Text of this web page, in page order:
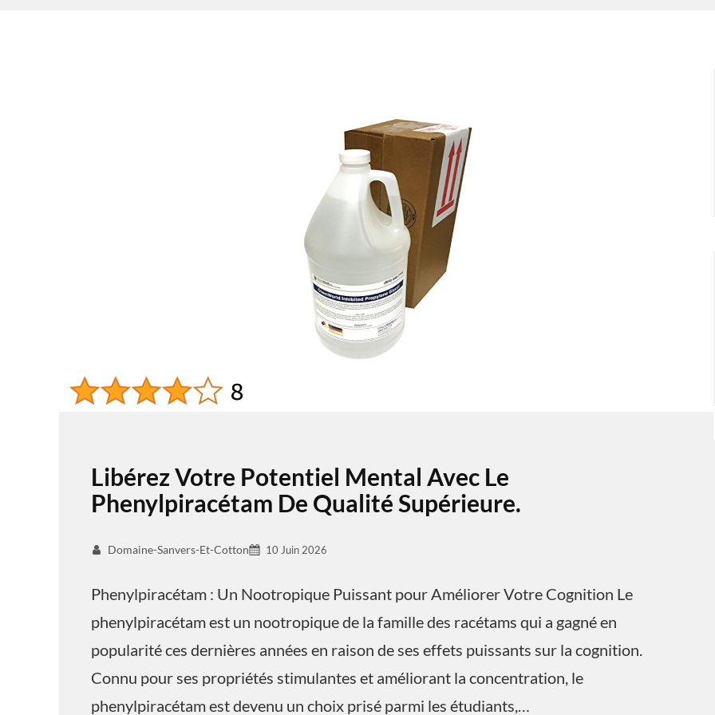
Libérez Votre Potentiel Mental Avec Le
Phenylpiracétam De Qualité Supérieure.
Domaine-Sanvers-Et-Cotton 10 Juin 2026
Phenylpiracétam : Un Nootropique Puissant pour Améliorer Votre Cognition Le
phenylpiracétam est un nootropique de la famille des racétams qui a gagné en
popularité ces dernières années en raison de ses effets puissants sur la cognition.
Connu pour ses propriétés stimulantes et améliorant la concentration, le
phenylpiracétam est devenu un choix prisé parmi les étudiants,…